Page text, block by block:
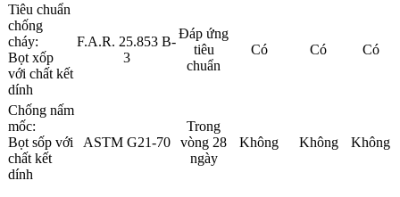
Tiêu chuẩn
chống
cháy:
Bọt xốp
với chất kết
dính
F.A.R. 25.853 B-
3
Đáp ứng
tiêu
chuẩn
Có Có Có
Chống nấm
mốc:
Bọt sốp với
chất kết
dính
ASTM G21-70
Trong
vòng 28
ngày
Không Không Không